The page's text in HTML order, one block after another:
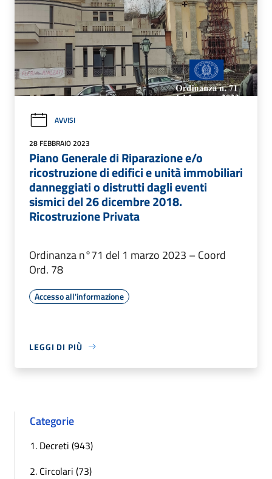
AVVISI
28 FEBBRAIO 2023
Piano Generale di Riparazione e/o
ricostruzione di edifici e unità immobiliari
danneggiati o distrutti dagli eventi
sismici del 26 dicembre 2018.
Ricostruzione Privata
Ordinanza n°71 del 1 marzo 2023 – Coord
Ord. 78
Accesso all'informazione
LEGGI DI PIÙ
Categorie
1. Decreti (943)
2. Circolari (73)